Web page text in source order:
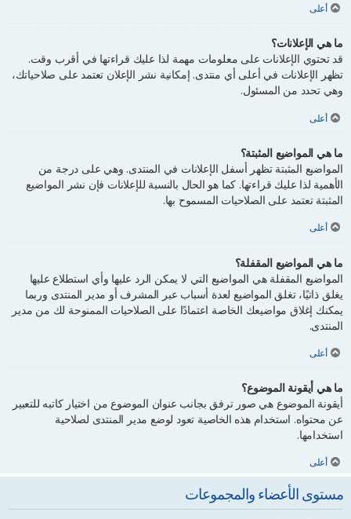
أعلى
ما هي الإعلانات؟
قد تحتوي الإعلانات على معلومات مهمة لذا عليك قراءتها في أقرب وقت.
تظهر الإعلانات في أعلى أي منتدى. إمكانية نشر الإعلان تعتمد على صلاحياتك،
وهي تحدد من المسئول.
أعلى
ما هي المواضيع المثبتة؟
المواضيع المثبتة تظهر أسفل الإعلانات في المنتدى. وهي على درجة من
الأهمية لذا عليك قراءتها. كما هو الحال بالنسبة للإعلانات فإن نشر المواضيع
المثبتة تعتمد على الصلاحيات المسموح بها.
أعلى
ما هي المواضيع المقفلة؟
المواضيع المقفلة هي المواضيع التي لا يمكن الرد عليها وأي استطلاع عليها
يغلق ذاتيًا، تغلق المواضيع لعدة أسباب عبر المشرف أو مدير المنتدى وربما
يمكنك إغلاق مواضيعك الخاصة اعتمادًا على الصلاحيات الممنوحة لك من مدير
المنتدى.
أعلى
ما هي أيقونة الموضوع؟
أيقونة الموضوع هي صور ترفق بجانب عنوان الموضوع من اختيار كاتبه للتعبير
عن محتواه. استخدام هذه الخاصية تعود لوضع مدير المنتدى لصلاحية
استخدامها.
أعلى
مستوى الأعضاء والمجموعات